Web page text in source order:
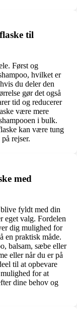
til
Først og
hvilket er
du deler den
gør det også
tid og reducerer
være mere
i bulk.
kan være tung
rejser.
med
fyldt med din
eget valg. Fordelen
dig mulighed for
en praktisk måde.
balsam, sæbe eller
eller når du er på
til at opbevare
for at
dine behov og